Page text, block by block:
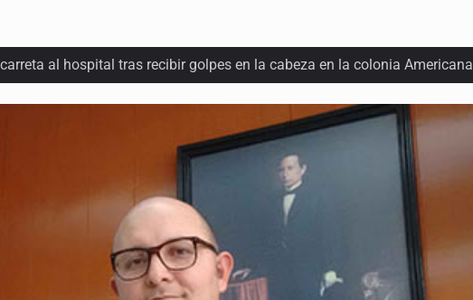
al hospital tras recibir golpes en la cabeza en la colonia Americana
fue perseguido y asesinado frente a un templo en Guadalajara
riesgo tras reportes de olor a gas en tres colonias de Tlaquepaque
prófugo estadounidense buscado por Interpol
residuos de agave en biotextil
ya de ciclosporiasis